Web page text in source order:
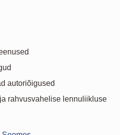
autoriõigused
rahvusvahelise lennuliikluse